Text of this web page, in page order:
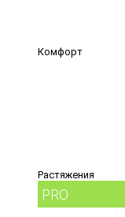
Комфорт
Растяжения
PRO